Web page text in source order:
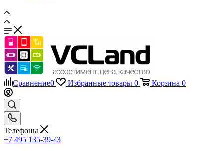
Сравнение0 Избранные товары 0 Корзина 0
Телефоны
+7 495 135-39-43